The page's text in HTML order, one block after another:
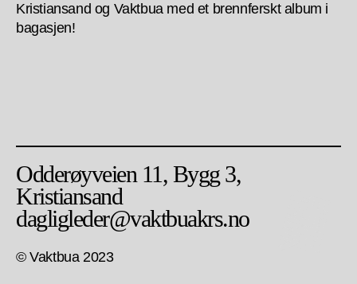
Kristiansand og Vaktbua med et brennferskt album i
bagasjen!
Odderøyveien 11, Bygg 3,
Kristiansand
dagligleder@vaktbuakrs.no
© Vaktbua 2023